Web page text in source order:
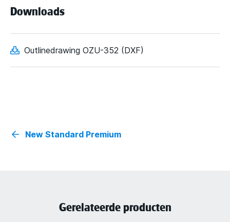
Downloads
Outlinedrawing OZU-352 (DXF)
New Standard Premium
Gerelateerde producten